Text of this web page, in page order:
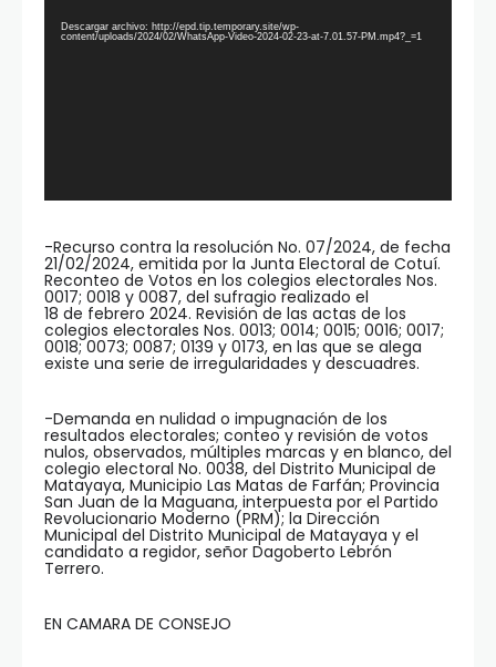
Descargar archivo: http://epd.tip.temporary.site/wp-
content/uploads/2024/02/WhatsApp-Video-2024-02-23-at-7.01.57-PM.mp4?_=1
-Recurso contra la resolución No. 07/2024, de fecha
21/02/2024, emitida por la Junta Electoral de Cotuí.
Reconteo de Votos en los colegios electorales Nos.
0017; 0018 y 0087, del sufragio realizado el
18 de febrero 2024. Revisión de las actas de los
colegios electorales Nos. 0013; 0014; 0015; 0016; 0017;
0018; 0073; 0087; 0139 y 0173, en las que se alega
existe una serie de irregularidades y descuadres.
-Demanda en nulidad o impugnación de los
resultados electorales; conteo y revisión de votos
nulos, observados, múltiples marcas y en blanco, del
colegio electoral No. 0038, del Distrito Municipal de
Matayaya, Municipio Las Matas de Farfán; Provincia
San Juan de la Maguana, interpuesta por el Partido
Revolucionario Moderno (PRM); la Dirección
Municipal del Distrito Municipal de Matayaya y el
candidato a regidor, señor Dagoberto Lebrón
Terrero.
EN CAMARA DE CONSEJO